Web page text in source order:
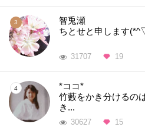
智兎瀬
ちとせと申します
31707 19
*ココ*
竹藪をかき分けるの
き...
30627 15